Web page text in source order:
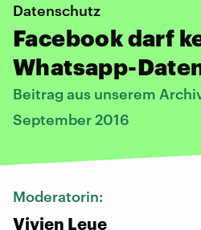
Datenschutz
Facebook darf
Whatsapp-
Beitrag aus unserem
September 2016
Moderatorin:
Vivien Leue